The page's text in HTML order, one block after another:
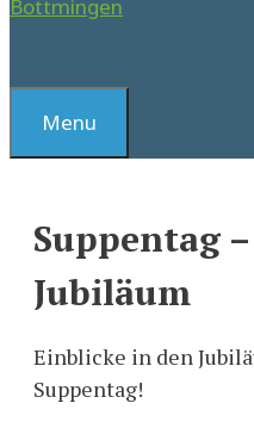
Menu
Suppentag
Jubiläum
Einblicke in den
Suppentag!